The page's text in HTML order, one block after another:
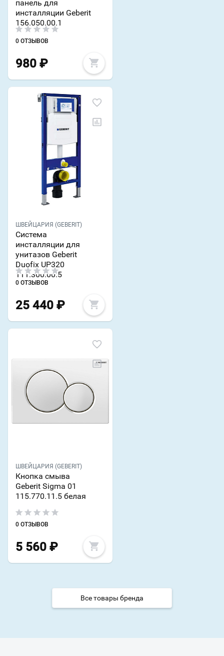
панель для
инсталляции Geberit
156.050.00.1
0 ОТЗЫВОВ
980 ₽
ШВЕЙЦАРИЯ (GEBERIT)
Система
инсталляции для
унитазов Geberit
Duofix UP320
111.300.00.5
0 ОТЗЫВОВ
25 440 ₽
ШВЕЙЦАРИЯ (GEBERIT)
Кнопка смыва
Geberit Sigma 01
115.770.11.5 белая
0 ОТЗЫВОВ
5 560 ₽
Все товары бренда